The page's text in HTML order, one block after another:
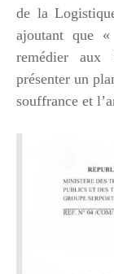
de la
ajoutant que
remédier aux
présenter un
souffrance et